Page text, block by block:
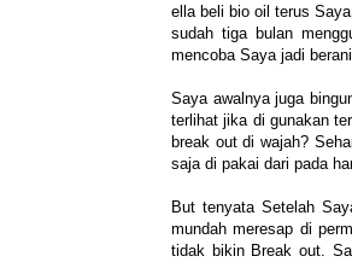
ella beli bio oil terus
sudah tiga bulan
mencoba Saya jadi
Saya awalnya juga
terlihat jika di gunakan
break out di wajah?
saja di pakai dari pada
But tenyata Setelah
mundah meresap di
tidak bikin Break out.